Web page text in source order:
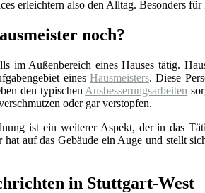
erleichtern also den Alltag. Besonders für
noch?
im Außenbereich eines Hauses tätig.
eines Hausmeisters. Diese
den typischen Ausbesserungsarbeiten
oder gar verstopfen.
ist ein weiterer Aspekt, der in das
hat auf das Gebäude ein Auge und stellt
in Stuttgart-West